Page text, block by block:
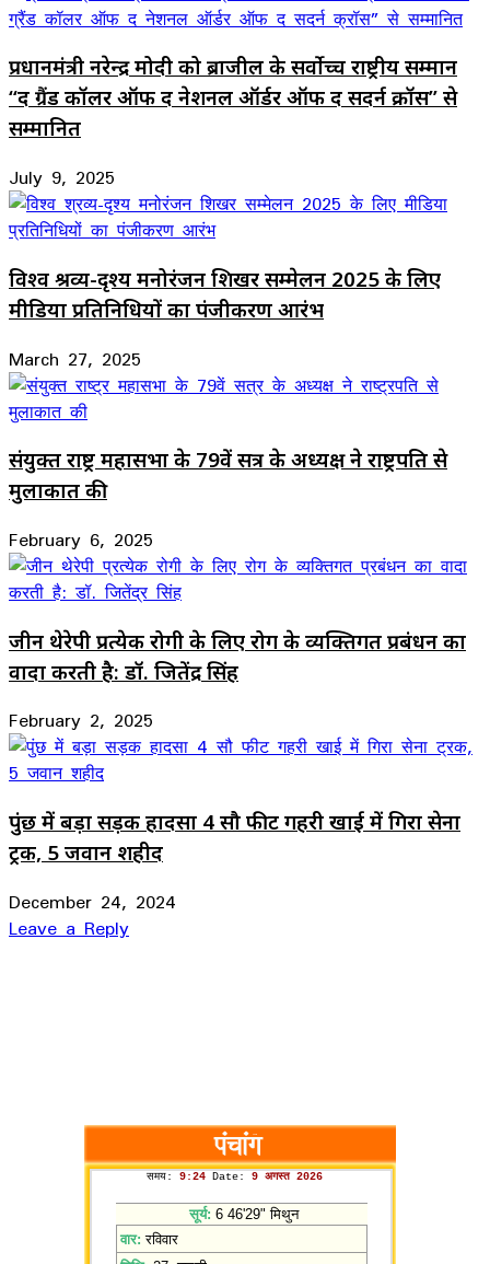
प्रधानमंत्री नरेन्द्र मोदी को ब्राजील के सर्वोच्च राष्ट्रीय सम्मान
“द ग्रैंड कॉलर ऑफ द नेशनल ऑर्डर ऑफ द सदर्न क्रॉस” से
सम्मानित
July 9, 2025
विश्व श्रव्य-दृश्य मनोरंजन शिखर सम्मेलन 2025 के लिए
मीडिया प्रतिनिधियों का पंजीकरण आरंभ
March 27, 2025
संयुक्त राष्ट्र महासभा के 79वें सत्र के अध्यक्ष ने राष्ट्रपति से
मुलाकात की
February 6, 2025
जीन थेरेपी प्रत्येक रोगी के लिए रोग के व्यक्तिगत प्रबंधन का
वादा करती है: डॉ. जितेंद्र सिंह
February 2, 2025
पुंछ में बड़ा सड़क हादसा 4 सौ फीट गहरी खाई में गिरा सेना
ट्रक, 5 जवान शहीद
December 24, 2024
Leave a Reply